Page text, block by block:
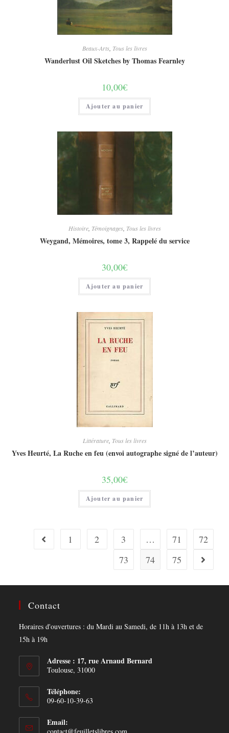
Beaux-Arts, Tous les livres
Wanderlust Oil Sketches by Thomas Fearnley
10,00€
Ajouter au panier
Histoire, Témoignages, Tous les livres
Weygand, Mémoires, tome 3, Rappelé du service
30,00€
Ajouter au panier
Littérature, Tous les livres
Yves Heurté, La Ruche en feu (envoi autographe signé de l’auteur)
35,00€
Ajouter au panier
1 2 3 … 71
72
73
74 75
Contact
Horaires d'ouvertures : du Mardi au Samedi, de 11h à 13h et de
15h à 19h
Adresse : 17, rue Arnaud Bernard
Toulouse, 31000
Téléphone:
09-60-10-39-63
Email: